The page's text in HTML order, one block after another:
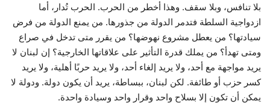
بلا تنافس، وبلا سقف. وهذا أخطر من الحرب. الحرب تُدار، أما
ازدواجية السلطة فتدمر الدولة من جذورها. من يمنع الدولة من فرض
سيادتها؟ من يعطل مشروع نهوضها؟ من يقرر متى تدخل في صراع
ومتى تهدأ؟ من يملك قدرة التأثير على علاقاتها الخارجية؟ إن لبنان لا
يريد مواجهة مع أحد، ولا يريد إلغاء أحد، ولا يريد حربًا أهلية، ولا يريد
كسر حزب أو طائفة. لكن لبنان، ببساطة، يريد أن يكون دولة. ودولة لا
يمكن أن تكون إلا بسلاح واحد وقرار واحد وسيادة واحدة.